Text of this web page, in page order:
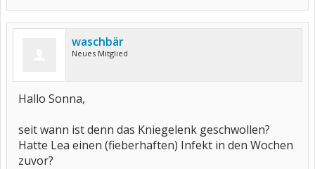
waschbär
Neues Mitglied
Hallo Sonna,
seit wann ist denn das Kniegelenk geschwollen?
Hatte Lea einen (fieberhaften) Infekt in den Wochen
zuvor?